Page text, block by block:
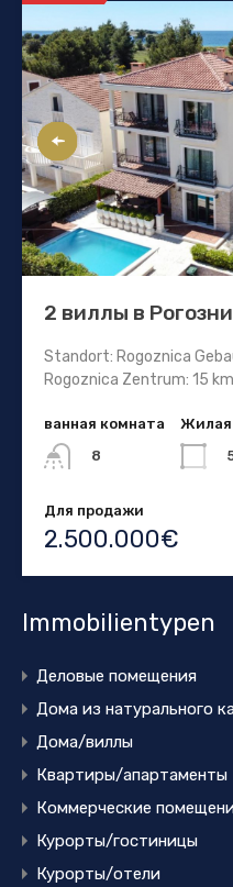
2 виллы в
Standort: Rogoznica
Rogoznica Zentrum: 15
ванная комната
8
Жилая
Для продажи
2.500.000€
Immobilientypen
Деловые помещения
Дома из натурального
Дома/виллы
Квартиры/апартаменты
Коммерческие
Курорты/гостиницы
Курорты/отели